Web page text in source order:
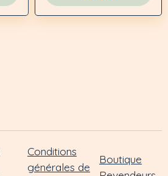
Conditions
générales de
Boutique